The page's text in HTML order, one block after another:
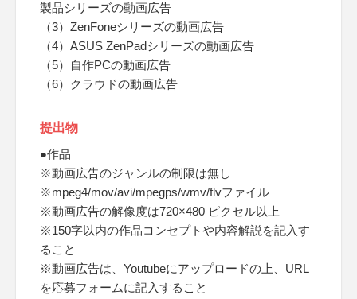
製品シリーズの動画広告
（3）ZenFoneシリーズの動画広告
（4）ASUS ZenPadシリーズの動画広告
（5）自作PCの動画広告
（6）クラウドの動画広告
提出物
●作品
※動画広告のジャンルの制限は無し
※mpeg4/mov/avi/mpegps/wmv/flvファイル
※動画広告の解像度は720×480 ピクセル以上
※150字以内の作品コンセプトや内容解説を記入す
ること
※動画広告は、Youtubeにアップロードの上、URL
を応募フォームに記入すること